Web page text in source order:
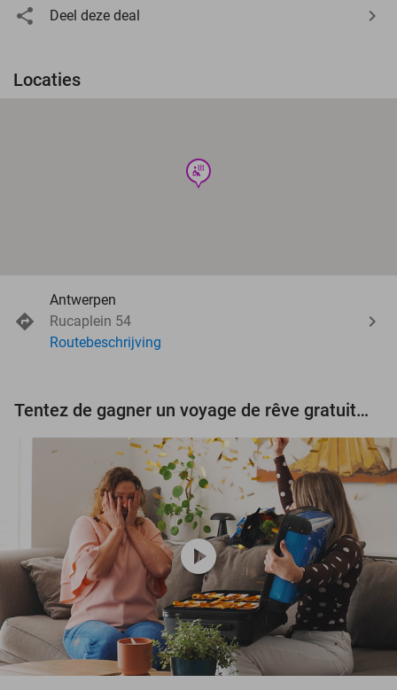
Deel deze deal
Locaties
wellness
Antwerpen
Rucaplein 54
Routebeschrijving
Tentez de gagner un voyage de rêve gratuit d'une valeur de 3.000 € !
play_circle